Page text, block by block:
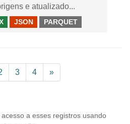
e atualizado...
JSON PARQUET
3 4 »
a esses registros usando